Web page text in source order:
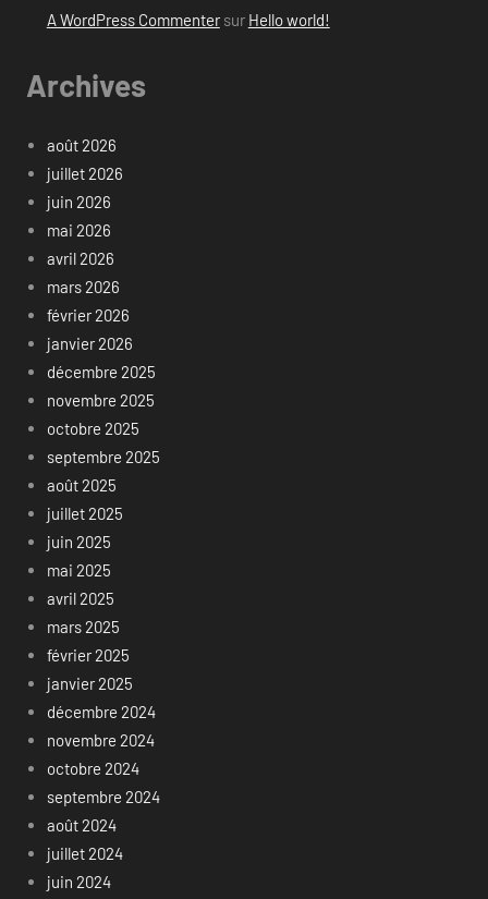
A WordPress Commentersur Hello world!
Archives
août 2026
juillet 2026
juin 2026
mai 2026
avril 2026
mars 2026
février 2026
janvier 2026
décembre 2025
novembre 2025
octobre 2025
septembre 2025
août 2025
juillet 2025
juin 2025
mai 2025
avril 2025
mars 2025
février 2025
janvier 2025
décembre 2024
novembre 2024
octobre 2024
septembre 2024
août 2024
juillet 2024
juin 2024